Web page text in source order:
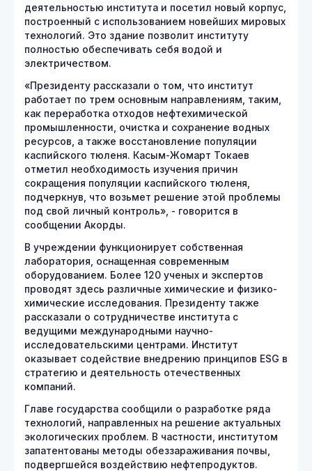
деятельностью института и посетил новый корпус,
построенный с использованием новейших мировых
технологий. Это здание позволит институту
полностью обеспечивать себя водой и
электричеством.
«Президенту рассказали о том, что институт
работает по трем основным направлениям, таким,
как переработка отходов нефтехимической
промышленности, очистка и сохранение водных
ресурсов, а также восстановление популяции
каспийского тюленя. Касым-Жомарт Токаев
отметил необходимость изучения причин
сокращения популяции каспийского тюленя,
подчеркнув, что возьмет решение этой проблемы
под свой личный контроль», - говорится в
сообщении Акорды.
В учреждении функционирует собственная
лаборатория, оснащенная современным
оборудованием. Более 120 ученых и экспертов
проводят здесь различные химические и физико-
химические исследования. Президенту также
рассказали о сотрудничестве института с
ведущими международными научно-
исследовательскими центрами. Институт
оказывает содействие внедрению принципов ESG в
стратегию и деятельность отечественных
компаний.
Главе государства сообщили о разработке ряда
технологий, направленных на решение актуальных
экологических проблем. В частности, институтом
запатентованы методы обеззараживания почвы,
подвергшейся воздействию нефтепродуктов.